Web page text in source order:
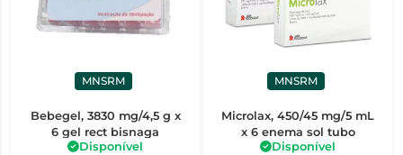
MNSRM
Bebegel, 3830 mg/4,5 g x
6 gel rect bisnaga
Disponível
MNSRM
Microlax, 450/45 mg/5 mL
x 6 enema sol tubo
Disponível